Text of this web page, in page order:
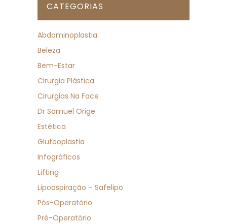
CATEGORIAS
Abdominoplastia
Beleza
Bem-Estar
Cirurgia Plástica
Cirurgias Na Face
Dr Samuel Orige
Estética
Gluteoplastia
Infográficos
Lifting
Lipoaspiração – Safelipo
Pós-Operatório
Pré-Operatório